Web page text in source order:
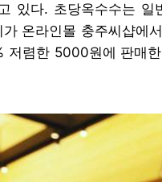
있다. 초당옥수수는
온라인몰 충주씨샵에
저렴한 5000원에 판매